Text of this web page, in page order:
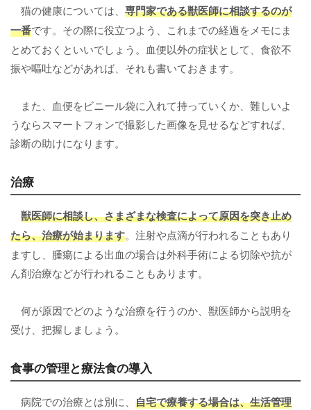
猫の健康については、 専門家である獣医師に相談するのが
一番です。その際に役立つよう、これまでの経過をメモにま
とめておくといいでしょう。血便以外の症状として、食欲不
振や嘔吐などがあれば、それも書いておきます。
また、血便をビニール袋に入れて持っていくか、難しいよ
うならスマートフォンで撮影した画像を見せるなどすれば、
診断の助けになります。
治療
獣医師に相談し、さまざまな検査によって原因を突き止め
たら、治療が始まります。注射や点滴が行われることもあり
ますし、腫瘍による出血の場合は外科手術による切除や抗が
ん剤治療などが行われることもあります。
何が原因でどのような治療を行うのか、獣医師から説明を
受け、把握しましょう。
食事の管理と療法食の導入
病院での治療とは別に、 自宅で療養する場合は、生活管理